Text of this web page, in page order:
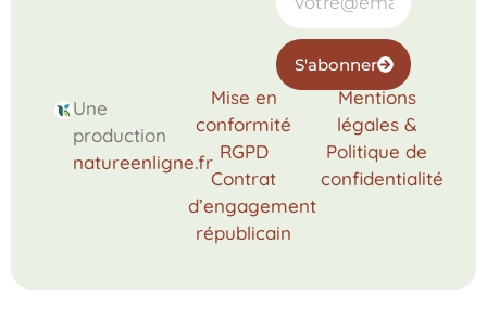
S'abonner
Une
production
natureenligne.fr
Mise en
conformité
RGPD
Contrat
d’engagement
républicain
Mentions
légales &
Politique de
confidentialité